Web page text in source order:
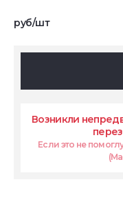
руб/шт
Возникли
Если это не